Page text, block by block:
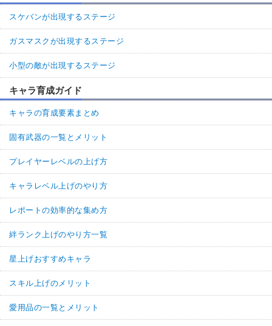
スケバンが出現するステージ
ガスマスクが出現するステージ
小型の敵が出現するステージ
キャラ育成ガイド
キャラの育成要素まとめ
固有武器の一覧とメリット
プレイヤーレベルの上げ方
キャラレベル上げのやり方
レポートの効率的な集め方
絆ランク上げのやり方一覧
星上げおすすめキャラ
スキル上げのメリット
愛用品の一覧とメリット